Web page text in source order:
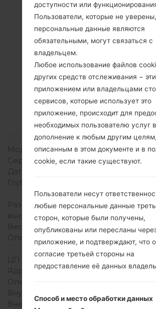
Модель и ее
Модель
LGKG328
Серия
LG Others
Дата выпуска
Глубина
дюйма)
Размеры (ширина /
высота)
95 x 46
x 1.81
Вес
70 грамм
Операционная система
Аппаратное
ЦП (процессор)
-
Ядра процессора
-
Оперативная память
Внутренняя память
Внешняя память
-
доступности или
Пользователи, которые не
персональные данные являются
обязательными, могут связаться с
владельцем.
Любое использование файлов
других средств отслеживания −
приложением или владельцами
сервисов, которые использует это
приложение, происходит для
необходимых пользователю услуг в
дополнение к любым другим целям,
описанным в этом документе и в
cookie, если такие существуют.
Пользователи несут
любые персональные данные
сторон, которые были получены,
опубликованы или пересланы
приложение, и подтверждают, что
согласие третьей стороны на
предоставление её данных
Способ и место обработки данных